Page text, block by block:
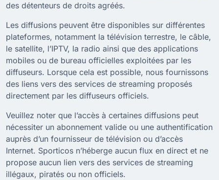
des détenteurs de droits agréés.
Les diffusions peuvent être disponibles sur différentes
plateformes, notamment la télévision terrestre, le câble,
le satellite, l’IPTV, la radio ainsi que des applications
mobiles ou de bureau officielles exploitées par les
diffuseurs. Lorsque cela est possible, nous fournissons
des liens vers des services de streaming proposés
directement par les diffuseurs officiels.
Veuillez noter que l’accès à certaines diffusions peut
nécessiter un abonnement valide ou une authentification
auprès d’un fournisseur de télévision ou d’accès
Internet. Sporticos n’héberge aucun flux en direct et ne
propose aucun lien vers des services de streaming
illégaux, piratés ou non officiels.